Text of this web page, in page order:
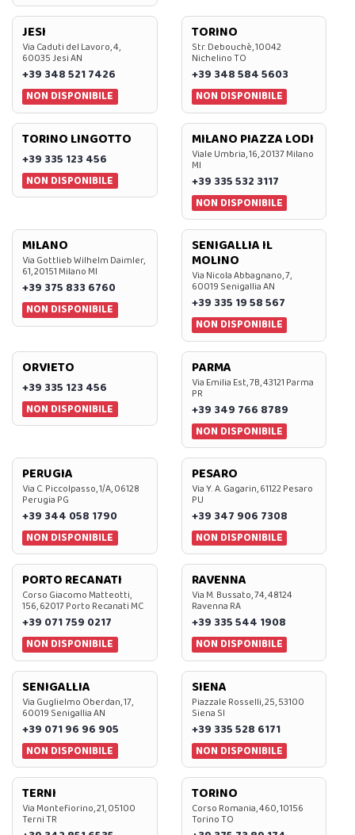
JESI
Via Caduti del Lavoro, 4,
60035 Jesi AN
+39 348 521 7426
NON DISPONIBILE
TORINO
Str. Debouchè, 10042
Nichelino TO
+39 348 584 5603
NON DISPONIBILE
TORINO LINGOTTO
+39 335 123 456
NON DISPONIBILE
MILANO PIAZZA LODI
Viale Umbria, 16, 20137 Milano
MI
+39 335 532 3117
NON DISPONIBILE
MILANO
Via Gottlieb Wilhelm Daimler,
61, 20151 Milano MI
+39 375 833 6760
NON DISPONIBILE
SENIGALLIA IL
MOLINO
Via Nicola Abbagnano, 7,
60019 Senigallia AN
+39 335 19 58 567
NON DISPONIBILE
ORVIETO
+39 335 123 456
NON DISPONIBILE
PARMA
Via Emilia Est, 7B, 43121 Parma
PR
+39 349 766 8789
NON DISPONIBILE
PERUGIA
Via C. Piccolpasso, 1/A, 06128
Perugia PG
+39 344 058 1790
NON DISPONIBILE
PESARO
Via Y. A. Gagarin, 61122 Pesaro
PU
+39 347 906 7308
NON DISPONIBILE
PORTO RECANATI
Corso Giacomo Matteotti,
156, 62017 Porto Recanati MC
+39 071 759 0217
NON DISPONIBILE
RAVENNA
Via M. Bussato, 74, 48124
Ravenna RA
+39 335 544 1908
NON DISPONIBILE
SENIGALLIA
Via Guglielmo Oberdan, 17,
60019 Senigallia AN
+39 071 96 96 905
NON DISPONIBILE
SIENA
Piazzale Rosselli, 25, 53100
Siena SI
+39 335 528 6171
NON DISPONIBILE
TERNI
Via Montefiorino, 21, 05100
Terni TR
TORINO
Corso Romania, 460, 10156
Torino TO